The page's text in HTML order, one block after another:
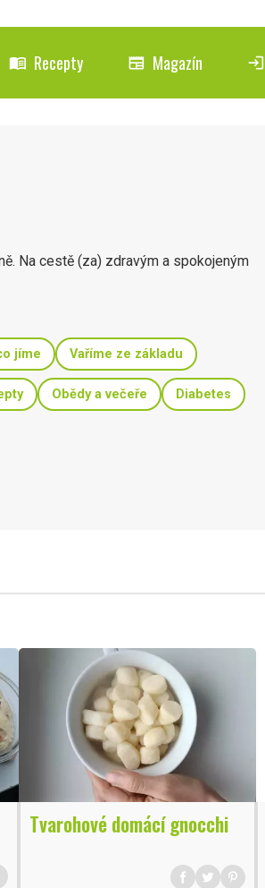
menu_book Recepty newspaper Magazín login
Na cestě (za) zdravým a spokojeným
jíme Vaříme ze základu
Obědy a večeře Diabetes
Tvarohové domácí gnocchi